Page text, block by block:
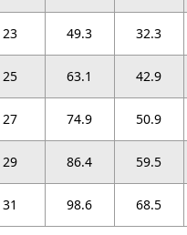
23 49.3 32.3
25 63.1 42.9
27 74.9 50.9
29 86.4 59.5
31 98.6 68.5